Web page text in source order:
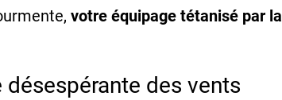
votre équipage tétanisé par la
des vents